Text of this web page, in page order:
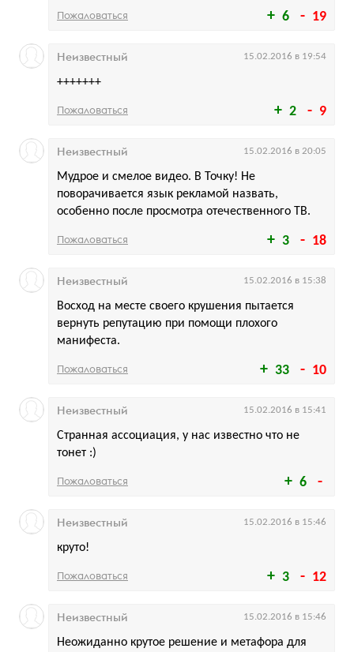
6 19
Пожаловаться
2 9
+++++++
Неизвестный 15.02.2016 в 19:54
Пожаловаться
3 18
Мудрое и смелое видео. В Точку! Не
поворачивается язык рекламой назвать,
особенно после просмотра отечественного ТВ.
Неизвестный 15.02.2016 в 20:05
Пожаловаться
33 10
Восход на месте своего крушения пытается
вернуть репутацию при помощи плохого
манифеста.
Неизвестный 15.02.2016 в 15:38
Пожаловаться
6
Странная ассоциация, у нас известно что не
тонет :)
Неизвестный 15.02.2016 в 15:41
Пожаловаться
3 12
круто!
Неизвестный 15.02.2016 в 15:46
Пожаловаться
Неожиданно крутое решение и метафора для
Неизвестный 15.02.2016 в 15:46